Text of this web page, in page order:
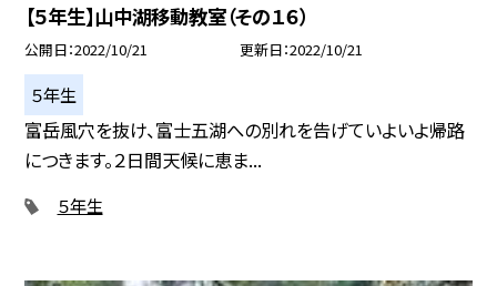
【５年生】山中湖移動教室（その１６）
公開日 2022/10/21 更新日 2022/10/21
５年生
富岳風穴を抜け、富士五湖への別れを告げていよいよ帰路
につきます。２日間天候に恵ま...
５年生